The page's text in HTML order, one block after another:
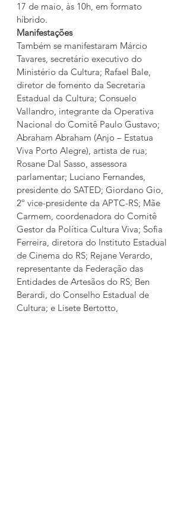
17 de maio, às 10h, em formato
híbrido.
Manifestações
Também se manifestaram Márcio
Tavares, secretário executivo do
Ministério da Cultura; Rafael Bale,
diretor de fomento da Secretaria
Estadual da Cultura; Consuelo
Vallandro, integrante da Operativa
Nacional do Comitê Paulo Gustavo;
Abraham Abraham (Anjo – Estatua
Viva Porto Alegre), artista de rua;
Rosane Dal Sasso, assessora
parlamentar; Luciano Fernandes,
presidente do SATED; Giordano Gio,
2º vice-presidente da APTC-RS; Mãe
Carmem, coordenadora do Comitê
Gestor da Política Cultura Viva; Sofia
Ferreira, diretora do Instituto Estadual
de Cinema do RS; Rejane Verardo,
representante da Federação das
Entidades de Artesãos do RS; Ben
Berardi, do Conselho Estadual de
Cultura; e Lisete Bertotto,